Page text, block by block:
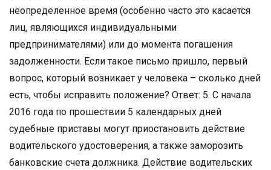
неопределенное время (особенно часто это касается
лиц, являющихся индивидуальными
предпринимателями) или до момента погашения
задолженности. Если такое письмо пришло, первый
вопрос, который возникает у человека – сколько дней
есть, чтобы исправить положение? Ответ: 5. С начала
2016 года по прошествии 5 календарных дней
судебные приставы могут приостановить действие
водительского удостоверения, а также заморозить
банковские счета должника. Действие водительских